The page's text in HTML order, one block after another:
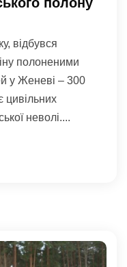
відбувся
полоненими
у Женеві – 300
цивільних
неволі....